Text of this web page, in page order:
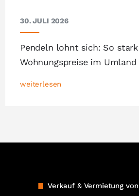
30. JULI 2026
Pendeln lohnt sich: So
Wohnungspreise im Umland
weiterlesen
Verkauf & Vermietung